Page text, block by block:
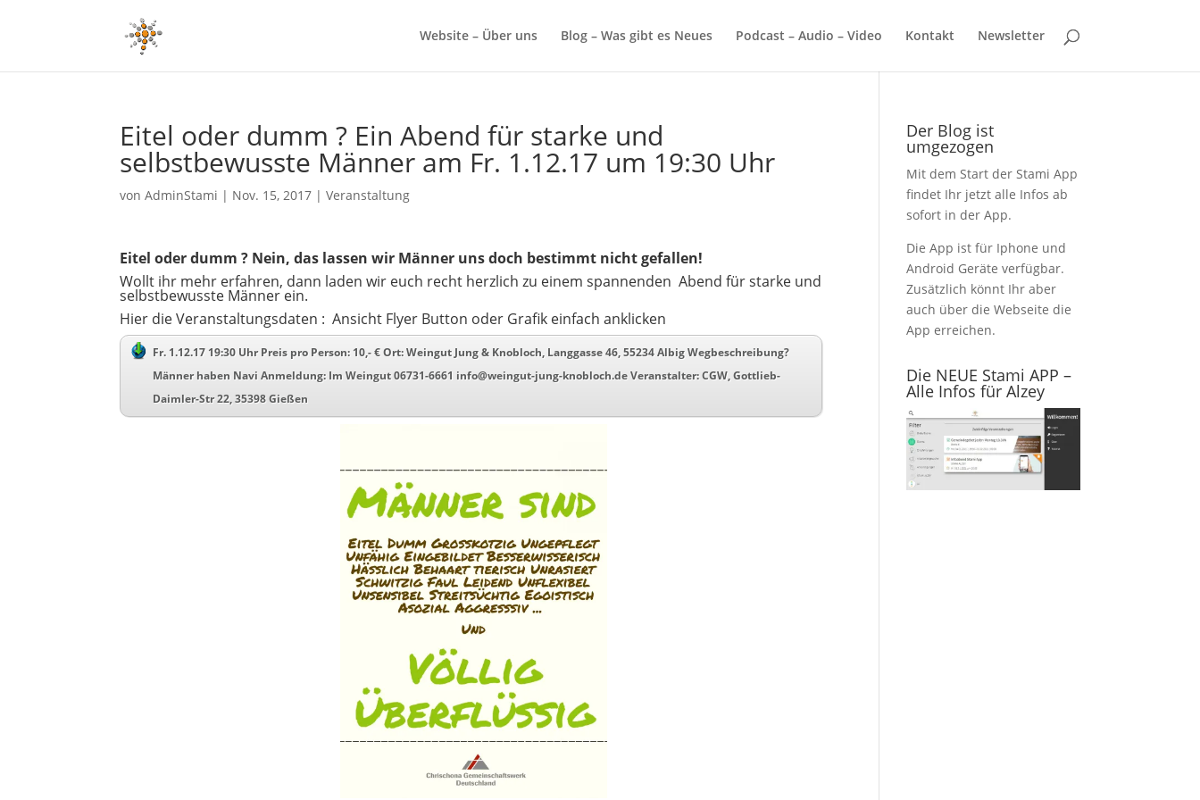
Website – Über uns Blog – Was gibt es Neues Podcast – Audio – Video Kontakt Newsletter
Eitel oder dumm ? Ein Abend für starke und
selbstbewusste Männer am Fr. 1.12.17 um 19:30 Uhr
vonAdminStami | Nov. 15, 2017 |Veranstaltung
Eitel oder dumm ? Nein, das lassen wir Männer uns doch bestimmt nicht gefallen!
Wollt ihr mehr erfahren, dann laden wir euch recht herzlich zu einem spannenden Abend für starke und
selbstbewusste Männer ein.
Hier die Veranstaltungsdaten : Ansicht Flyer Button oder Grafik einfach anklicken
Fr. 1.12.17 19:30 Uhr Preis pro Person: 10,- € Ort: Weingut Jung & Knobloch, Langgasse 46, 55234 Albig Wegbeschreibung?
Männer haben Navi Anmeldung: Im Weingut 06731-6661 info@weingut-jung-knobloch.de Veranstalter: CGW, Gottlieb-
Daimler-Str 22, 35398 Gießen
Der Blog ist
umgezogen
Mit dem Start der Stami App
findet Ihr jetzt alle Infos ab
sofort in der App.
Die App ist für Iphone und
Android Geräte verfügbar.
Zusätzlich könnt Ihr aber
auch über die Webseite die
App erreichen.
Die NEUE Stami APP –
Alle Infos für Alzey